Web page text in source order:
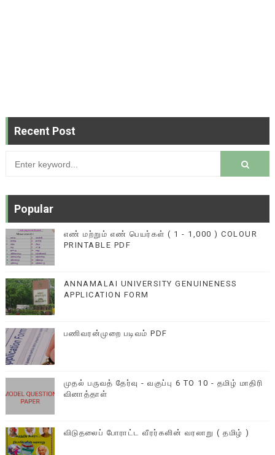
Recent Post
Popular
எண் மற்றும் எண் பெயர்கள் ( 1 - 1,000 ) COLOUR
PRINTABLE PDF
ANNAMALAI UNIVERSITY GENUINENESS
APPLICATION FORM
பணிவரன்முறை படிவம் PDF
முதல் பருவத் தேர்வு - வகுப்பு 6 TO 10 - தமிழ் மாதிரி
வினாத்தாள்
விடுதலைப் போராட்ட வீரர்களின் வரலாறு ( தமிழ் )